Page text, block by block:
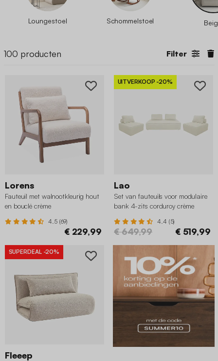
Loungestoel Schommelstoel
100 producten Filter
Lorens
Fauteuil met walnootkleurig hout
en bouclé crème
4.5 (69)
€ 229,99
UITVERKOOP -20%
Lao
Set van fauteuils voor modulaire
bank 4-zits corduroy crème
4.4 (5)
€ 649,99 € 519,99
SUPERDEAL -20%
Fleeep